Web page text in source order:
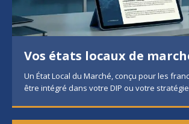
Vos états locaux de
Un État Local du Marché, conçu pour les
être intégré dans votre DIP ou votre